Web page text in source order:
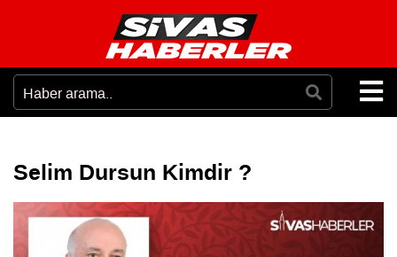
Selim Dursun Kimdir ?